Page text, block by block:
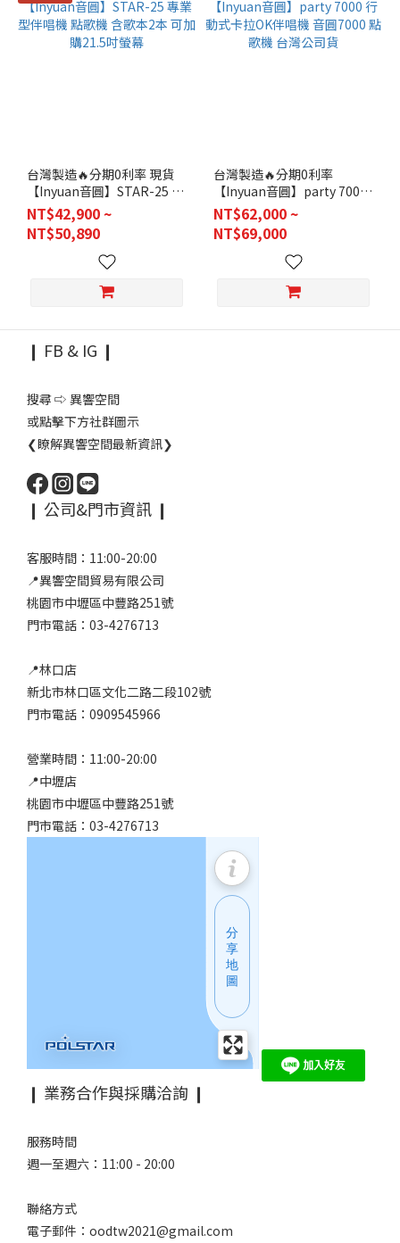
台灣製造🔥分期0利率 現貨
【Inyuan音圓】STAR-25 專
業型伴唱機 點歌機 含歌本2
本 可加購21.5吋螢幕
NT$42,900 ~
NT$50,890
台灣製造🔥分期0利率
【Inyuan音圓】party 7000
行動式卡拉OK伴唱機 音圓
7000 點歌機 台灣公司貨
NT$62,000 ~
NT$69,000
❙ FB & IG ❙
搜尋 ⇨ 異響空間
或點擊下方社群圖示
❮瞭解異響空間最新資訊❯
❙ 公司&門市資訊 ❙
客服時間：11:00-20:00
📍異響空間貿易有限公司
桃園市中壢區中豐路251號
門市電話：03-4276713
📍林口店
新北市林口區文化二路二段102號
門市電話：0909545966
營業時間：11:00-20:00
📍中壢店
桃園市中壢區中豐路251號
門市電話：03-4276713
❙ 業務合作與採購洽詢 ❙
服務時間
週一至週六：11:00 - 20:00
聯絡方式
電子郵件：oodtw2021@gmail.com